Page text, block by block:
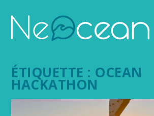
ÉTIQUETTE : OCEAN
HACKATHON